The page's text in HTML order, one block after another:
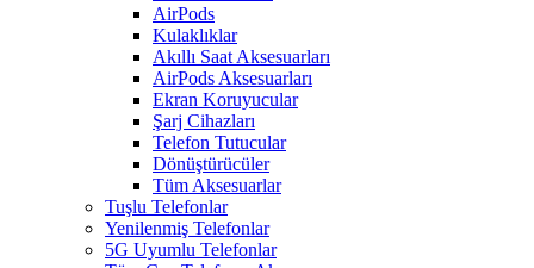
AirPods
Kulaklıklar
Akıllı Saat Aksesuarları
AirPods Aksesuarları
Ekran Koruyucular
Şarj Cihazları
Telefon Tutucular
Dönüştürücüler
Tüm Aksesuarlar
Tuşlu Telefonlar
Yenilenmiş Telefonlar
5G Uyumlu Telefonlar